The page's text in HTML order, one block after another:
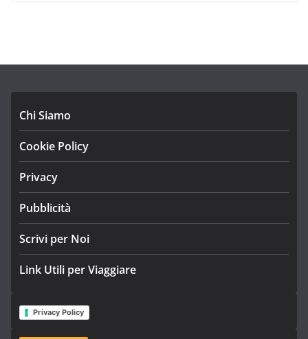
Chi Siamo
Cookie Policy
Privacy
Pubblicità
Scrivi per Noi
Link Utili per Viaggiare
Privacy Policy